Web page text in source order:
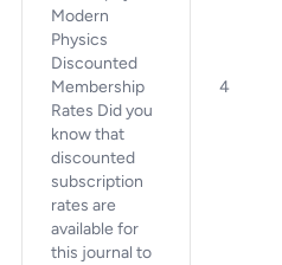
Modern
Physics
Discounted
Membership
Rates Did you
know that
discounted
subscription
rates are
available for
this journal to
4